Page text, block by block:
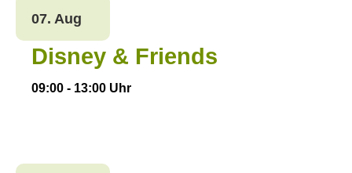
Disney & Friends
09:00 - 13:00 Uhr
07. Aug